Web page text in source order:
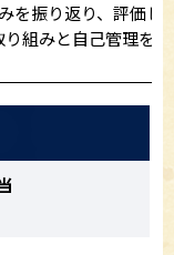
を振り返り、評価し
り組みと自己管理を